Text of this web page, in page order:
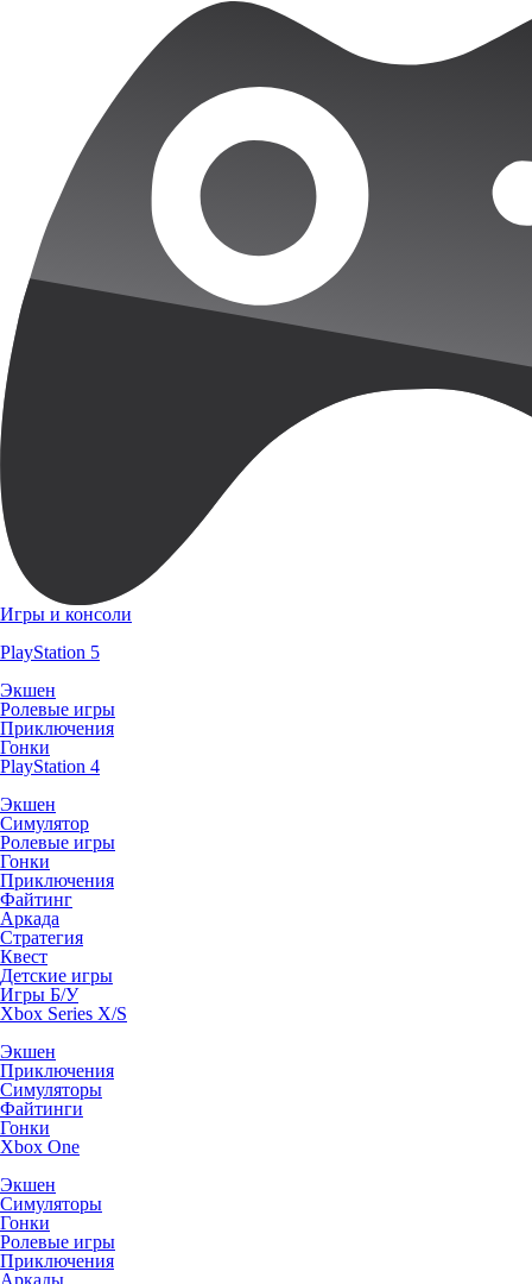
Игры и консоли
PlayStation 5
Экшен
Ролевые игры
Приключения
Гонки
PlayStation 4
Экшен
Симулятор
Ролевые игры
Гонки
Приключения
Файтинг
Аркада
Стратегия
Квест
Детские игры
Игры Б/У
Xbox Series X/S
Экшен
Приключения
Симуляторы
Файтинги
Гонки
Xbox One
Экшен
Симуляторы
Гонки
Ролевые игры
Приключения
Аркады